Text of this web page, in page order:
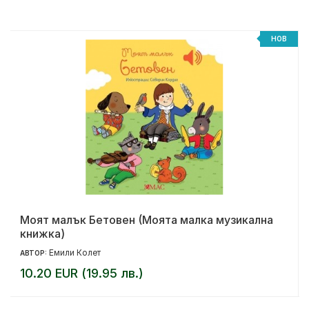
НОВ
Моят малък Бетовен (Моята малка музикална
книжка)
АВТОР: Емили Колет
10.20 EUR (19.95 лв.)